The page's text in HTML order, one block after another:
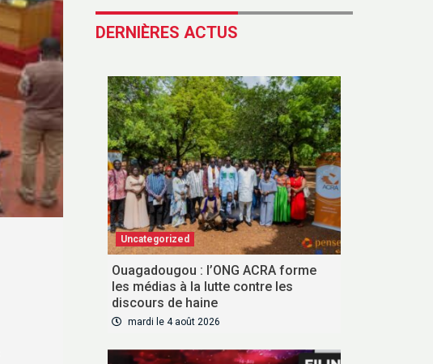
DERNIÈRES ACTUS
Uncategorized
Ouagadougou : l’ONG ACRA forme
les médias à la lutte contre les
discours de haine
mardi le 4 août 2026